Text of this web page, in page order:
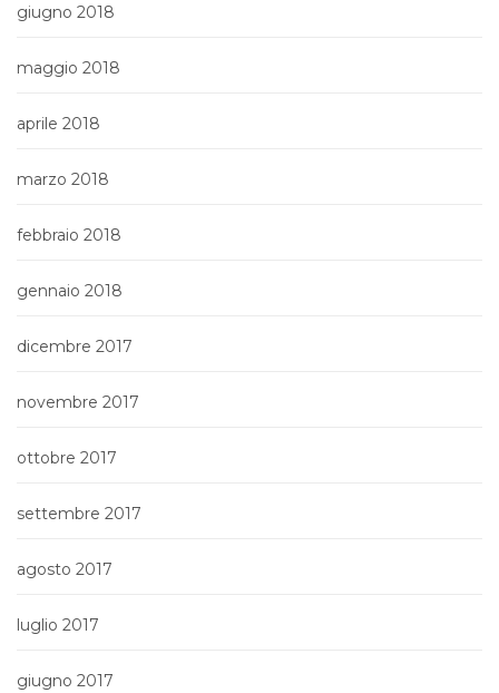
giugno 2018
maggio 2018
aprile 2018
marzo 2018
febbraio 2018
gennaio 2018
dicembre 2017
novembre 2017
ottobre 2017
settembre 2017
agosto 2017
luglio 2017
giugno 2017